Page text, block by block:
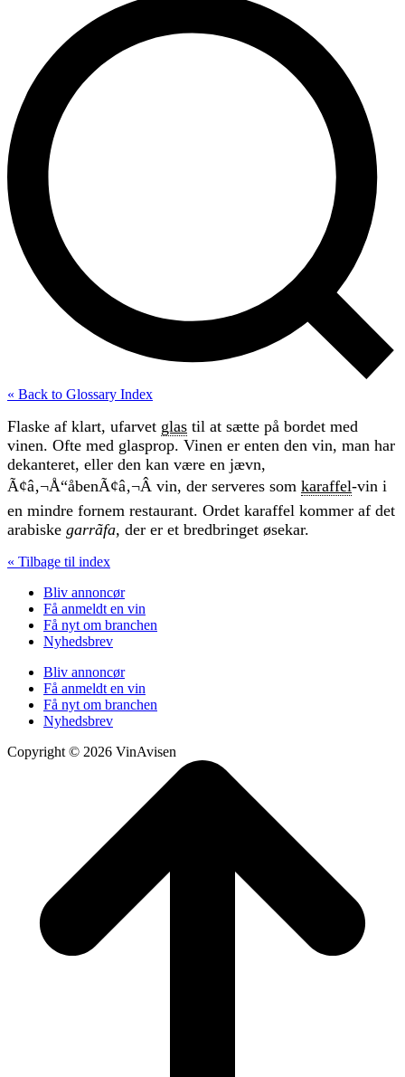
« Back to Glossary Index
Flaske af klart, ufarvet glas til at sætte på bordet med
vinen. Ofte med glasprop. Vinen er enten den vin, man har
dekanteret, eller den kan være en jævn,
Ã¢â‚¬Å“åbenÃ¢â‚¬Â vin, der serveres som karaffel-vin i
en mindre fornem restaurant. Ordet karaffel kommer af det
arabiske garrãfa, der er et bredbringet øsekar.
« Tilbage til index
Bliv annoncør
Få anmeldt en vin
Få nyt om branchen
Nyhedsbrev
Bliv annoncør
Få anmeldt en vin
Få nyt om branchen
Nyhedsbrev
Copyright © 2026 VinAvisen